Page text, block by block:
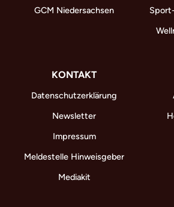
GCM Niedersachsen
KONTAKT
Datenschutzerklärung
Newsletter
Impressum
Meldestelle Hinweisgeber
Mediakit